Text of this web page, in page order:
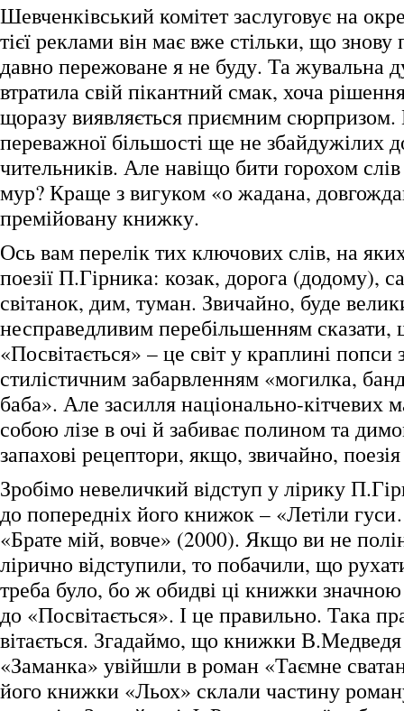
Шевченківський комітет заслуговує на
тієї реклами він має вже стільки, що знову
давно пережоване я не буду. Та жувальна
втратила свій пікантний смак, хоча
щоразу виявляється приємним
переважної більшості ще не збайдужілих
чительників. Але навіщо бити горохом
мур? Краще з вигуком «о жадана,
премійовану книжку.
Ось вам перелік тих ключових слів, на
поезії П.Гірника: козак, дорога (додому),
світанок, дим, туман. Звичайно, буде
несправедливим перебільшенням сказати,
«Посвітається» – це світ у краплині попси
стилістичним забарвленням «могилка,
баба». Але засилля національно-кітчевих
собою лізе в очі й забиває полином та
запахові рецептори, якщо, звичайно,
Зробімо невеличкий відступ у лірику
до попередніх його книжок – «Летіли
«Брате мій, вовче» (2000). Якщо ви не
лірично відступили, то побачили, що
треба було, бо ж обидві ці книжки
до «Посвітається». І це правильно. Така
вітається. Згадаймо, що книжки
«Заманка» увійшли в роман «Таємне
його книжки «Льох» склали частину